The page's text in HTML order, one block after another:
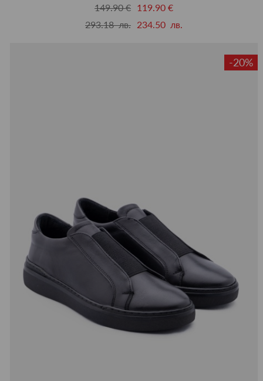
149.90 € 119.90 €
293.18 лв. 234.50 лв.
-20%